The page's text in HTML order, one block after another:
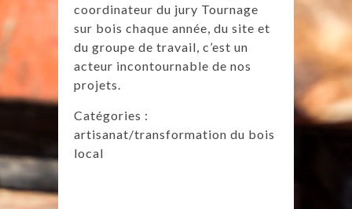
coordinateur du jury Tournage
sur bois chaque année, du site et
du groupe de travail, c’est un
acteur incontournable de nos
projets.
Catégories :
artisanat/transformation du bois
local